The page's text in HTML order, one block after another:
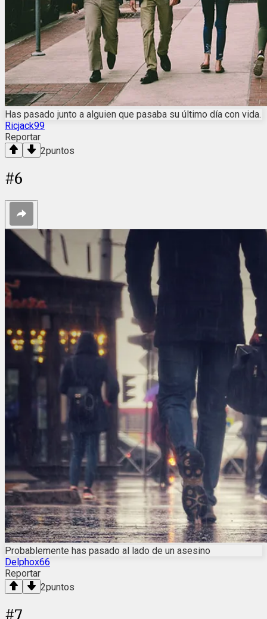
Has pasado junto a alguien que pasaba su último día con vida.
Ricjack99
Reportar
2puntos
#6
Probablemente has pasado al lado de un asesino
Delphox66
Reportar
2puntos
#7